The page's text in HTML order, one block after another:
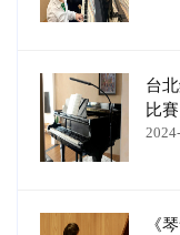
台
比賽
《